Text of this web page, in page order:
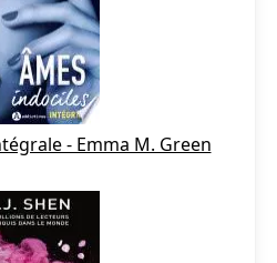
- Emma M. Green